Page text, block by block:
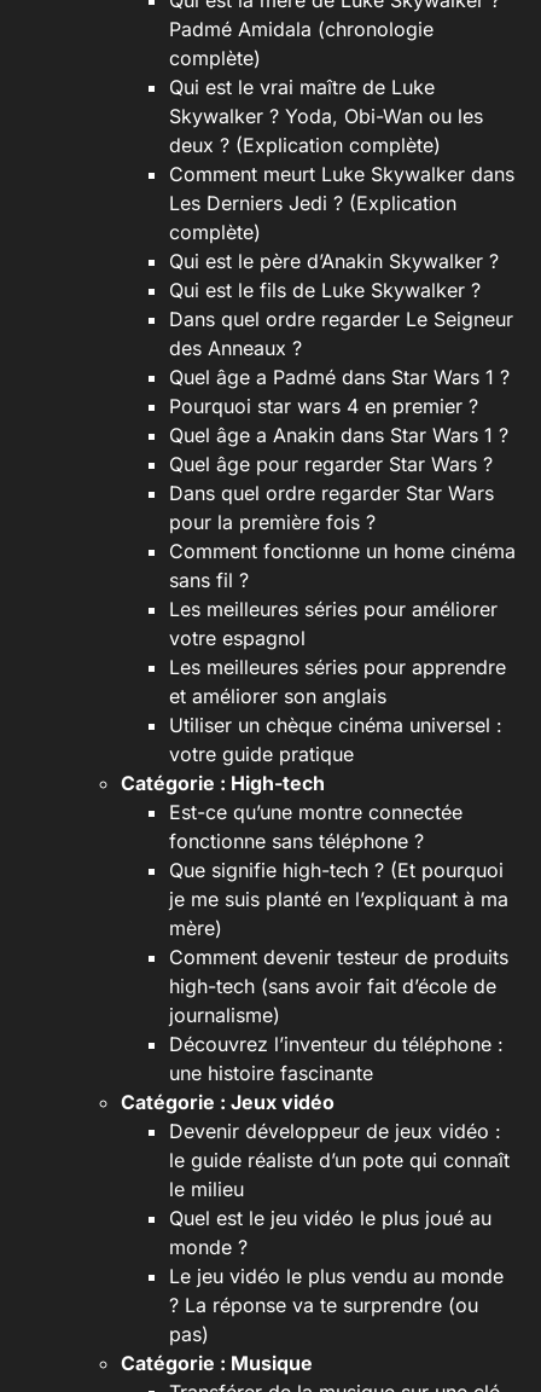
Padmé Amidala (chronologie
complète)
Qui est le vrai maître de Luke
Skywalker ? Yoda, Obi-Wan ou les
deux ? (Explication complète)
Comment meurt Luke Skywalker dans
Les Derniers Jedi ? (Explication
complète)
Qui est le père d’Anakin Skywalker ?
Qui est le fils de Luke Skywalker ?
Dans quel ordre regarder Le Seigneur
des Anneaux ?
Quel âge a Padmé dans Star Wars 1 ?
Pourquoi star wars 4 en premier ?
Quel âge a Anakin dans Star Wars 1 ?
Quel âge pour regarder Star Wars ?
Dans quel ordre regarder Star Wars
pour la première fois ?
Comment fonctionne un home cinéma
sans fil ?
Les meilleures séries pour améliorer
votre espagnol
Les meilleures séries pour apprendre
et améliorer son anglais
Utiliser un chèque cinéma universel :
votre guide pratique
Catégorie : High-tech
Est-ce qu’une montre connectée
fonctionne sans téléphone ?
Que signifie high-tech ? (Et pourquoi
je me suis planté en l’expliquant à ma
mère)
Comment devenir testeur de produits
high-tech (sans avoir fait d’école de
journalisme)
Découvrez l’inventeur du téléphone :
une histoire fascinante
Catégorie : Jeux vidéo
Devenir développeur de jeux vidéo :
le guide réaliste d’un pote qui connaît
le milieu
Quel est le jeu vidéo le plus joué au
monde ?
Le jeu vidéo le plus vendu au monde
? La réponse va te surprendre (ou
pas)
Catégorie : Musique